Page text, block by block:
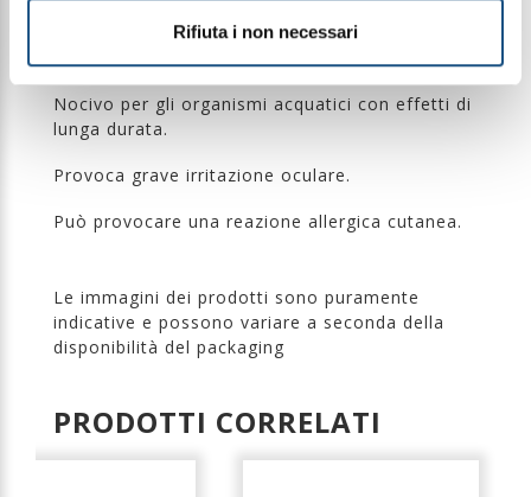
Rifiuta i non necessari
Nocivo per gli organismi acquatici con effetti di
lunga durata.
Provoca grave irritazione oculare.
Può provocare una reazione allergica cutanea.
Le immagini dei prodotti sono puramente
indicative e possono variare a seconda della
disponibilità del packaging
PRODOTTI CORRELATI